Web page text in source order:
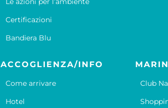
Certificazioni
Bandiera Blu
ACCOGLIENZA/INFO
Come arrivare
Hotel
Club